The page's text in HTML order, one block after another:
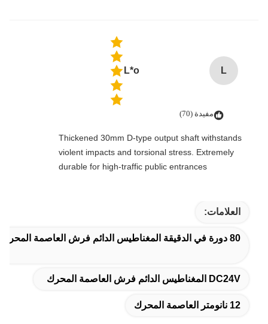
L
L*o
مفيدة (70)
Thickened 30mm D-type output shaft withstands
violent impacts and torsional stress. Extremely
durable for high-traffic public entrances
العلامات:
80 دورة في الدقيقة المغناطيس الدائم فرش العاصمة المحرك
DC24V المغناطيس الدائم فرش العاصمة المحرك
12 نانومتر العاصمة المحرك